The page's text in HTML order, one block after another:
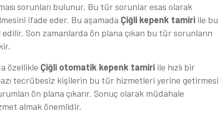
sorunları bulunur. Bu tür sorunlar esas olarak
ifade eder. Bu aşamada Çiğli kepenk tamiri ile bu
Son zamanlarda ön plana çıkan bu tür sorunların
özellikle Çiğli otomatik kepenk tamiri ile hızlı bir
tecrübesiz kişilerin bu tür hizmetleri yerine getirmesi
ön plana çıkarır. Sonuç olarak müdahale
almak önemlidir.